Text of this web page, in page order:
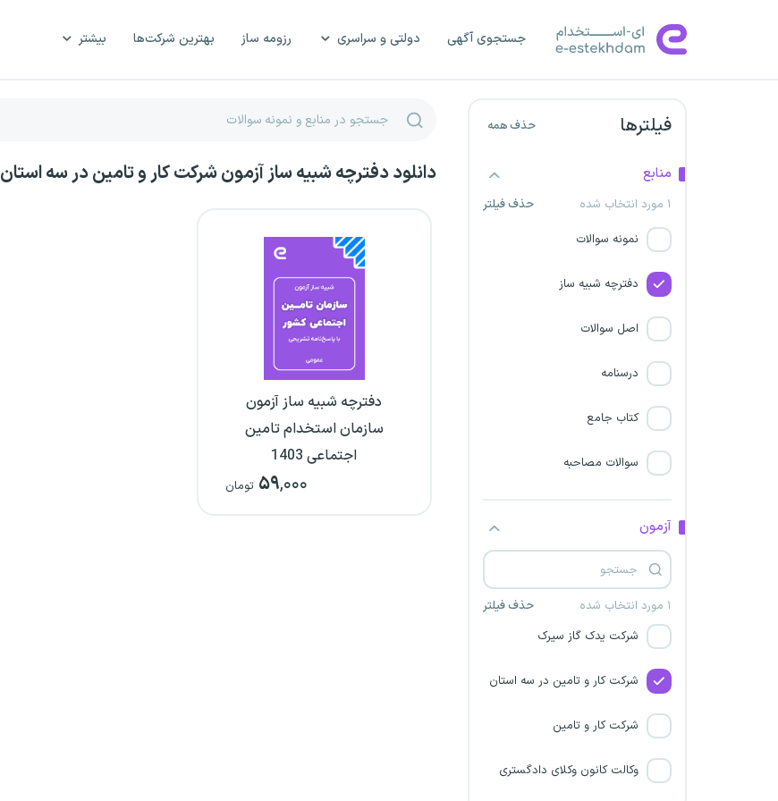
جستجوی آگهی دولتی و سراسری رزومه ساز بهترین شرکت‌ها بیشتر
فیلترها حذف همه
منابع
۱ مورد انتخاب شده
حذف فیلتر
نمونه سوالات
دفترچه شبیه ساز
اصل سوالات
درسنامه
کتاب جامع
سوالات مصاحبه
آزمون
۱ مورد انتخاب شده حذف فیلتر
پارسه
دانشگاه علوم پزشکی شاهرود
توسن سمنگان
سازمان ملی استاندارد
دانشگاه علوم پزشکی رفسنجان
شرکت ماهان صداقت هرمز
شرکت یدک گاز سیرک
شرکت کار و تامین در سه استان
شرکت کار و تامین
وکالت کانون وکلای دادگستری
دانلود دفترچه شبیه ساز آزمون شرکت کار و تامین در سه استان
دفترچه شبیه ساز آزمون
سازمان استخدام تامین
اجتماعی 1403
۵۹,۰۰۰ تومان